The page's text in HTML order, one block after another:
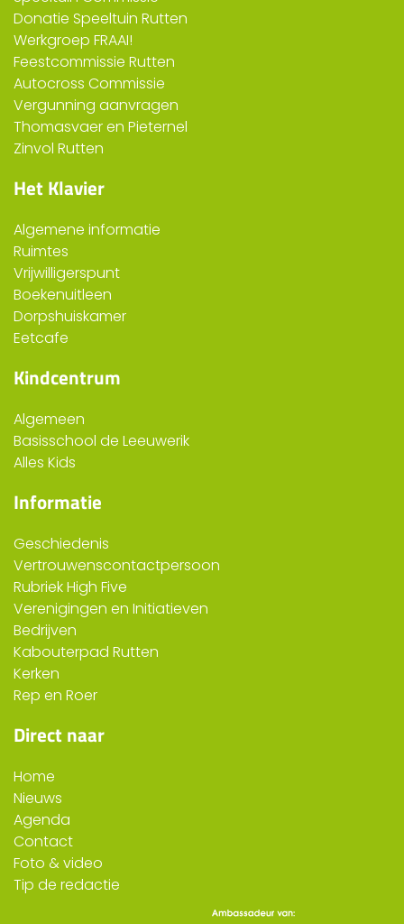
Donatie Speeltuin Rutten
Werkgroep FRAAI!
Feestcommissie Rutten
Autocross Commissie
Vergunning aanvragen
Thomasvaer en Pieternel
Zinvol Rutten
Het Klavier
Algemene informatie
Ruimtes
Vrijwilligerspunt
Boekenuitleen
Dorpshuiskamer
Eetcafe
Kindcentrum
Algemeen
Basisschool de Leeuwerik
Alles Kids
Informatie
Geschiedenis
Vertrouwenscontactpersoon
Rubriek High Five
Verenigingen en Initiatieven
Bedrijven
Kabouterpad Rutten
Kerken
Rep en Roer
Direct naar
Home
Nieuws
Agenda
Contact
Foto & video
Tip de redactie